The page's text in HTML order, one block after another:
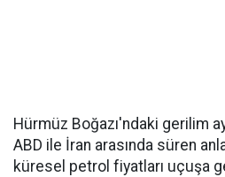
Hürmüz Boğazı'ndaki gerilim
ABD ile İran arasında süren
küresel petrol fiyatları uçuşa